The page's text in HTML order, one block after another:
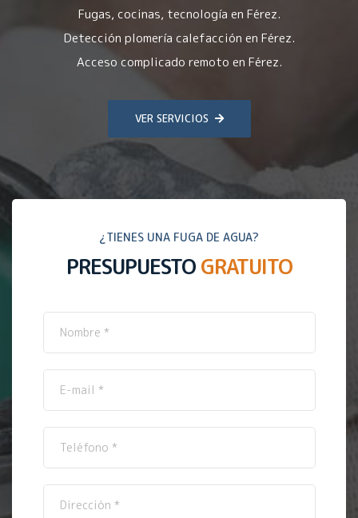
Fugas, cocinas, tecnología en Férez.
Detección plomería calefacción en Férez.
Acceso complicado remoto en Férez.
VER SERVICIOS
¿TIENES UNA FUGA DE AGUA?
PRESUPUESTO GRATUITO